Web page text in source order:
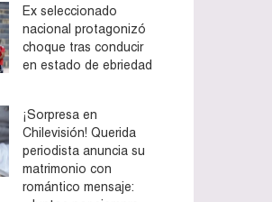
Ex seleccionado
nacional protagonizó
choque tras conducir
en estado de ebriedad
¡Sorpresa en
Chilevisión! Querida
periodista anuncia su
matrimonio con
romántico mensaje: